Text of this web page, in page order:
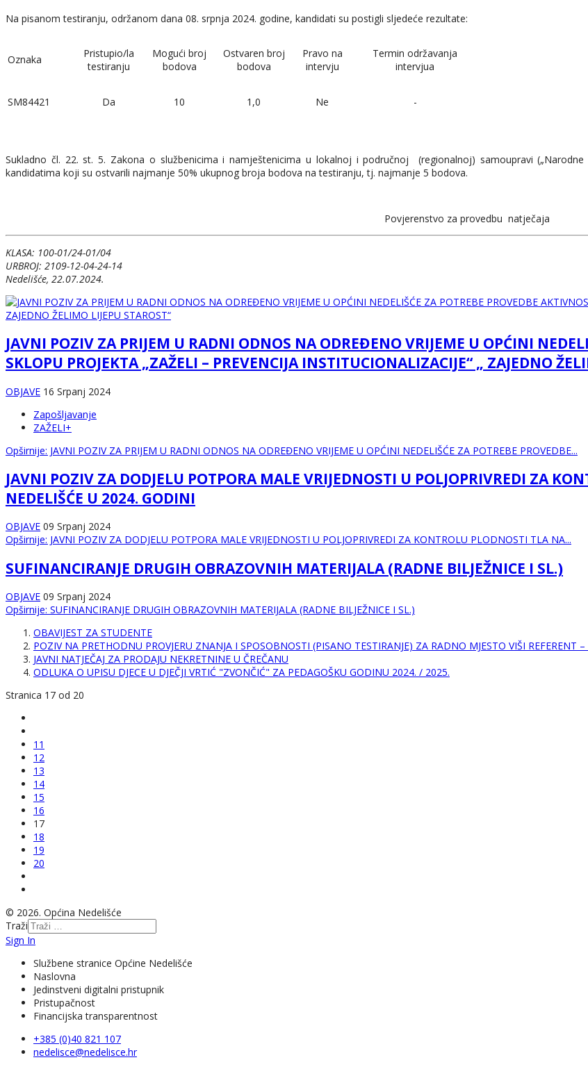
Na pisanom testiranju, održanom dana 08. srpnja 2024. godine, kandidati su postigli sljedeće rezultate:
Oznaka
Pristupio/la
testiranju
Mogući broj
bodova
Ostvaren broj
bodova
Pravo na
intervju
Termin održavanja
intervjua
SM84421 Da 10 1,0 Ne -
Sukladno čl. 22. st. 5. Zakona o službenicima i namještenicima u lokalnoj i područnoj (regionalnoj) samoupravi
kandidatima koji su ostvarili najmanje 50% ukupnog broja bodova na testiranju, tj. najmanje 5 bodova.
Povjerenstvo za provedbu natječaja
KLASA: 100-01/24-01/04
URBROJ: 2109-12-04-24-14
Nedelišće, 22.07.2024.
JAVNI POZIV ZA PRIJEM U RADNI ODNOS NA ODREĐENO VRIJEME U OPĆINI
SKLOPU PROJEKTA „ZAŽELI – PREVENCIJA INSTITUCIONALIZACIJE“ „ ZAJEDNO
OBJAVE 16 Srpanj 2024
Zapošljavanje
ZAŽELI+
Opširnije: JAVNI POZIV ZA PRIJEM U RADNI ODNOS NA ODREĐENO VRIJEME U OPĆINI NEDELIŠĆE ZA POTREBE PROVEDBE...
JAVNI POZIV ZA DODJELU POTPORA MALE VRIJEDNOSTI U POLJOPRIVREDI ZA
NEDELIŠĆE U 2024. GODINI
OBJAVE 09 Srpanj 2024
Opširnije: JAVNI POZIV ZA DODJELU POTPORA MALE VRIJEDNOSTI U POLJOPRIVREDI ZA KONTROLU PLODNOSTI TLA NA...
SUFINANCIRANJE DRUGIH OBRAZOVNIH MATERIJALA (RADNE BILJEŽNICE I SL.)
OBJAVE 09 Srpanj 2024
Opširnije: SUFINANCIRANJE DRUGIH OBRAZOVNIH MATERIJALA (RADNE BILJEŽNICE I SL.)
OBAVIJEST ZA STUDENTE
POZIV NA PRETHODNU PROVJERU ZNANJA I SPOSOBNOSTI (PISANO TESTIRANJE) ZA RADNO MJESTO VIŠI REFERENT
JAVNI NATJEČAJ ZA PRODAJU NEKRETNINE U ČREČANU
ODLUKA O UPISU DJECE U DJEČJI VRTIĆ "ZVONČIĆ" ZA PEDAGOŠKU GODINU 2024. / 2025.
Stranica 17 od 20
11
12
13
14
15
16
17
18
19
20
© 2026. Općina Nedelišće
Traži
Sign In
Službene stranice Općine Nedelišće
Naslovna
Jedinstveni digitalni pristupnik
Pristupačnost
Financijska transparentnost
+385 (0)40 821 107
nedelisce@nedelisce.hr